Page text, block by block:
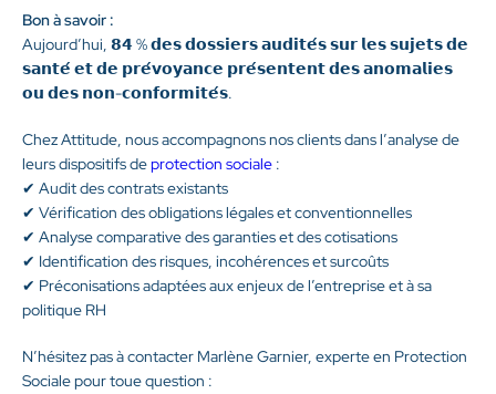
Bon à savoir :
Aujourd’hui, 𝟴𝟰 % 𝗱𝗲𝘀 𝗱𝗼𝘀𝘀𝗶𝗲𝗿𝘀 𝗮𝘂𝗱𝗶𝘁𝗲́𝘀 𝘀𝘂𝗿 𝗹𝗲𝘀 𝘀𝘂𝗷𝗲𝘁𝘀 𝗱𝗲
𝘀𝗮𝗻𝘁𝗲́ 𝗲𝘁 𝗱𝗲 𝗽𝗿𝗲́𝘃𝗼𝘆𝗮𝗻𝗰𝗲 𝗽𝗿𝗲́𝘀𝗲𝗻𝘁𝗲𝗻𝘁 𝗱𝗲𝘀 𝗮𝗻𝗼𝗺𝗮𝗹𝗶𝗲𝘀
𝗼𝘂 𝗱𝗲𝘀 𝗻𝗼𝗻-𝗰𝗼𝗻𝗳𝗼𝗿𝗺𝗶𝘁𝗲́𝘀.
Chez Attitude, nous accompagnons nos clients dans l’analyse de
leurs dispositifs deprotection sociale :
✔ Audit des contrats existants
✔ Vérification des obligations légales et conventionnelles
✔ Analyse comparative des garanties et des cotisations
✔ Identification des risques, incohérences et surcoûts
✔ Préconisations adaptées aux enjeux de l’entreprise et à sa
politique RH
N’hésitez pas à contacter Marlène Garnier, experte en Protection
Sociale pour toue question :